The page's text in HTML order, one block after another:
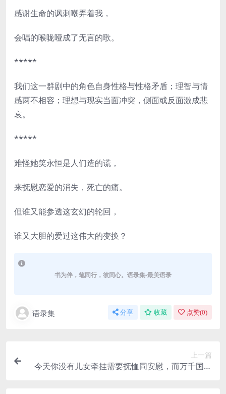
感谢生命的讽刺嘲弄着我，
会唱的喉咙哑成了无言的歌。
*****
我们这一群剧中的角色自身性格与性格矛盾；理智与情
感两不相容；理想与现实当面冲突，侧面或反面激成悲
哀。
*****
难怪她笑永恒是人们造的谎，
来抚慰恋爱的消失，死亡的痛。
但谁又能参透这玄幻的轮回，
谁又大胆的爱过这伟大的变换？
书为伴，笔同行，彼同心。语录集-最美语录
语录集 分享 收藏 点赞(0)
上一篇
今天你没有儿女牵挂需要抚恤同安慰，而万千国人